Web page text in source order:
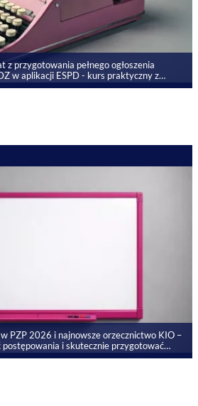
z przygotowania pełnego ogłoszenia
w aplikacji ESPD - kurs praktyczny z
PZP 2026 i najnowsze orzecznictwo KIO –
postępowania i skutecznie przygotować